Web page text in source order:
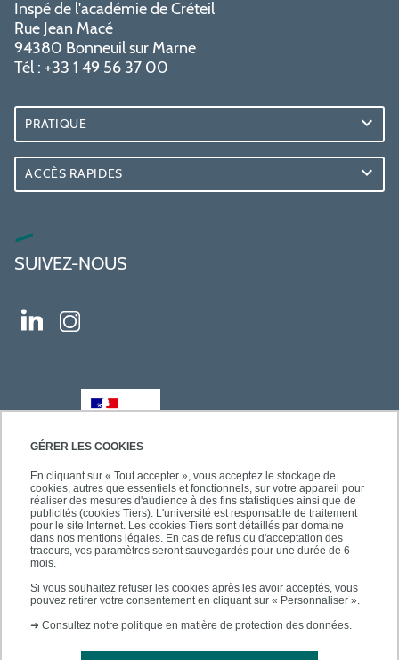
GÉRER LES COOKIES
En cliquant sur « Tout accepter », vous acceptez le stockage de
cookies, autres que essentiels et fonctionnels, sur votre appareil pour
réaliser des mesures d'audience à des fins statistiques ainsi que de
publicités (cookies Tiers). L'université est responsable de traitement
pour le site Internet. Les cookies Tiers sont détaillés par domaine
dans nos mentions légales. En cas de refus ou d'acceptation des
traceurs, vos paramètres seront sauvegardés pour une durée de 6
mois.
Si vous souhaitez refuser les cookies après les avoir acceptés, vous
pouvez retirer votre consentement en cliquant sur « Personnaliser ».
➜ Consultez notre politique en matière de protection des données.
Inspé de l'académie de Créteil
Rue Jean Macé
94380 Bonneuil sur Marne
Tél : +33 1 49 56 37 00
PRATIQUE
ACCÈS RAPIDES
SUIVEZ-NOUS